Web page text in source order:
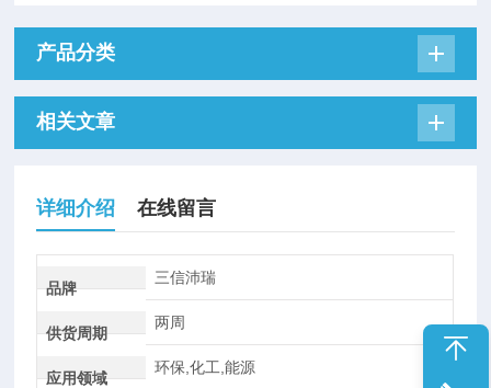
产品分类
相关文章
详细介绍 在线留言
品牌
三信沛瑞
供货周期
两周
应用领域
环保,化工,能源